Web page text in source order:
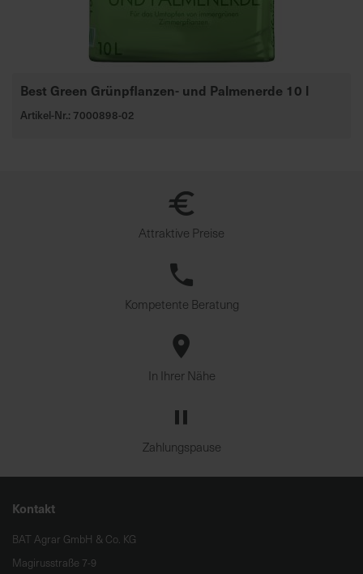
Best Green Grünpflanzen- und Palmenerde 10 l
Artikel-Nr.: 7000898-02
Attraktive Preise
Kompetente Beratung
In Ihrer Nähe
Zahlungspause
Kontakt
BAT Agrar GmbH & Co. KG
Magirusstraße 7-9